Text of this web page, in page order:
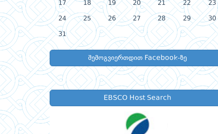
17 18 19 20 21 22 23
24 25 26 27 28 29 30
31
შემოგვიერთდით Facebook-ზე
EBSCO Host Search